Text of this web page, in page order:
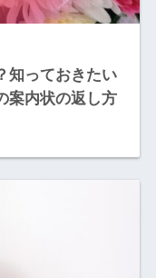
知っておきたい
案内状の返し方